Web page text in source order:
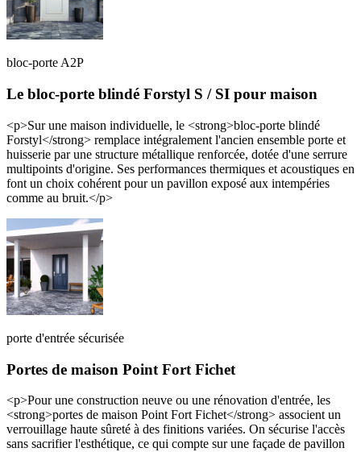
bloc-porte A2P
Le bloc-porte blindé Forstyl S / SI pour maison
<p>Sur une maison individuelle, le <strong>bloc-porte blindé
Forstyl</strong> remplace intégralement l'ancien ensemble porte et
huisserie par une structure métallique renforcée, dotée d'une serrure
multipoints d'origine. Ses performances thermiques et acoustiques en
font un choix cohérent pour un pavillon exposé aux intempéries
comme au bruit.</p>
porte d'entrée sécurisée
Portes de maison Point Fort Fichet
<p>Pour une construction neuve ou une rénovation d'entrée, les
<strong>portes de maison Point Fort Fichet</strong> associent un
verrouillage haute sûreté à des finitions variées. On sécurise l'accès
sans sacrifier l'esthétique, ce qui compte sur une façade de pavillon